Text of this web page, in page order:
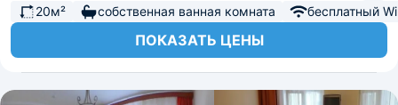
20м² собственная ванная комната бесплатный
ПОКАЗАТЬ ЦЕНЫ